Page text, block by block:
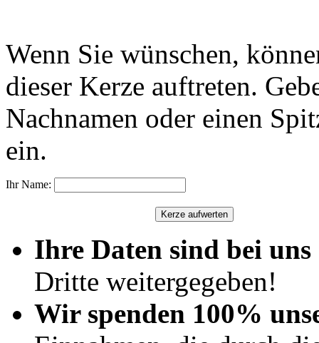
Wenn Sie wünschen,
dieser Kerze auftreten.
Nachnamen oder einen
ein.
Ihr Name:
Ihre Daten sind bei uns
Dritte weitergegeben!
Wir spenden 100%